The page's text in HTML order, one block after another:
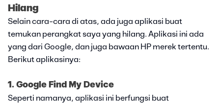
Hilang
Selain cara-cara di atas, ada juga aplikasi buat
temukan perangkat saya yang hilang. Aplikasi ini ada
yang dari Google, dan juga bawaan HP merek tertentu.
Berikut aplikasinya:
1. Google Find My Device
Seperti namanya, aplikasi ini berfungsi buat